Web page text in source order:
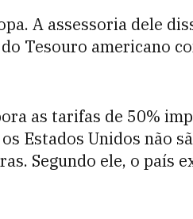
A assessoria dele
Tesouro americano
as tarifas de 50%
Estados Unidos não
Segundo ele, o país